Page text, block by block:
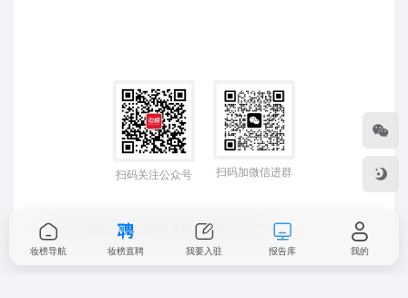
扫码关注公众号 扫码加微信进群
©2025 妆榜科技 版权所有 粤ICP备2024350757
妆榜导航 妆榜直聘 我要入驻 报告库 我的